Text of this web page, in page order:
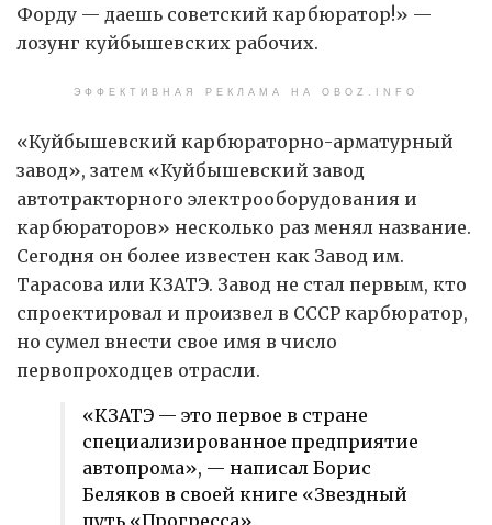
Форду — даешь советский карбюратор!» —
лозунг куйбышевских рабочих.
ЭФФЕКТИВНАЯ РЕКЛАМА НА OBOZ.INFO
«Куйбышевский карбюраторно-арматурный
завод», затем «Куйбышевский завод
автотракторного электрооборудования и
карбюраторов» несколько раз менял название.
Сегодня он более известен как Завод им.
Тарасова или КЗАТЭ. Завод не стал первым, кто
спроектировал и произвел в СССР карбюратор,
но сумел внести свое имя в число
первопроходцев отрасли.
«КЗАТЭ — это первое в стране
специализированное предприятие
автопрома», — написал Борис
Беляков в своей книге «Звездный